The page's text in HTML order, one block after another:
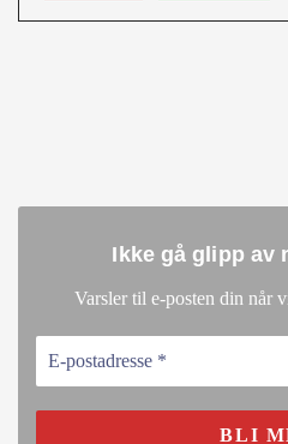
Ikke gå glipp av
Varsler til e-posten din når